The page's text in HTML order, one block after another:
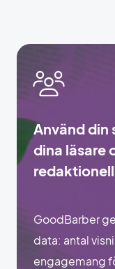
Använd
dina läsare
GoodBarber
data: antal
engagemang